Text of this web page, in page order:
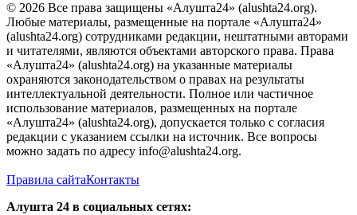
© 2026 Все права защищены «Алушта24» (alushta24.org).
Любые материалы, размещенные на портале «Алушта24»
(alushta24.org) сотрудниками редакции, нештатными авторами
и читателями, являются объектами авторского права. Права
«Алушта24» (alushta24.org) на указанные материалы
охраняются законодательством о правах на результаты
интеллектуальной деятельности. Полное или частичное
использование материалов, размещенных на портале
«Алушта24» (alushta24.org), допускается только с согласия
редакции с указанием ссылки на источник. Все вопросы
можно задать по адресу info@alushta24.org.
Правила сайтаКонтакты
Алушта 24 в социальных сетях: